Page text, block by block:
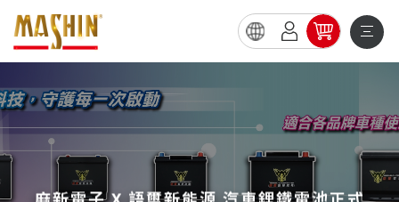
SC系列智慧型充電器再升級
車用充電器品牌及製造商
車用充電器品牌與製造商
麻新代理品牌WAGAN